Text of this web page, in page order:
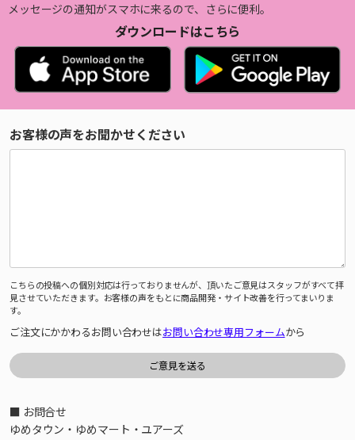
メッセージの通知がスマホに来るので、さらに便利。
ダウンロードはこちら
お客様の声をお聞かせください
こちらの投稿への個別対応は行っておりませんが、頂いたご意見はスタッフがすべて拝
見させていただきます。お客様の声をもとに商品開発・サイト改善を行ってまいりま
す。
ご注文にかかわるお問い合わせはお問い合わせ専用フォームから
■ お問合せ
ゆめタウン・ゆめマート・ユアーズ